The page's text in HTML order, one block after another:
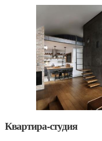
Квартира-студия